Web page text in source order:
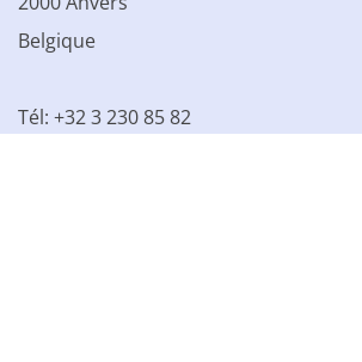
Belgique
Tél: +32 3 230 85 82